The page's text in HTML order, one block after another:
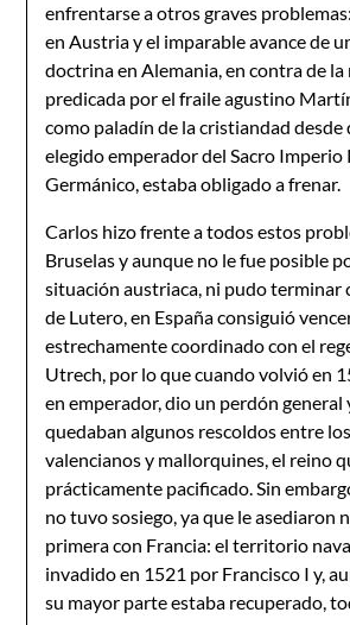
enfrentarse a otros graves
en Austria y el imparable avance de
doctrina en Alemania, en contra de
predicada por el fraile agustino
como paladín de la cristiandad desde
elegido emperador del Sacro Imperio
Germánico, estaba obligado a frenar.
Carlos hizo frente a todos estos
Bruselas y aunque no le fue posible
situación austriaca, ni pudo terminar
de Lutero, en España consiguió
estrechamente coordinado con el
Utrech, por lo que cuando volvió en
en emperador, dio un perdón general
quedaban algunos rescoldos entre
valencianos y mallorquines, el reino
prácticamente pacificado. Sin
no tuvo sosiego, ya que le asediaron
primera con Francia: el territorio
invadido en 1521 por Francisco I y,
su mayor parte estaba recuperado,